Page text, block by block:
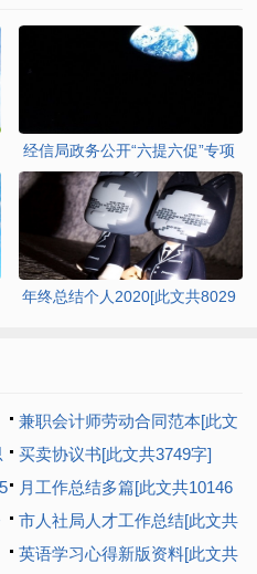
经信局政务公开“六提六促”专项
行动工作总结[此文共1288字]
年终总结个人2020[此文共8029
兼职会计师劳动合同范本[此文
共1073字]
买卖协议书[此文共3749字]
月工作总结多篇[此文共10146
字]市人社局人才工作总结[此文共
992字]
英语学习心得新版资料[此文共